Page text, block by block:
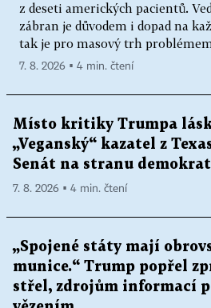
z deseti amerických pacientů.
zábran je důvodem i dopad na
tak je pro masový trh
7. 8. 2026 ▪ 4 min. čtení
Místo kritiky Trumpa
„Veganský“ kazatel z
Senát na stranu
7. 8. 2026 ▪ 4 min. čtení
„Spojené státy mají
munice.“ Trump popřel
střel, zdrojům informací